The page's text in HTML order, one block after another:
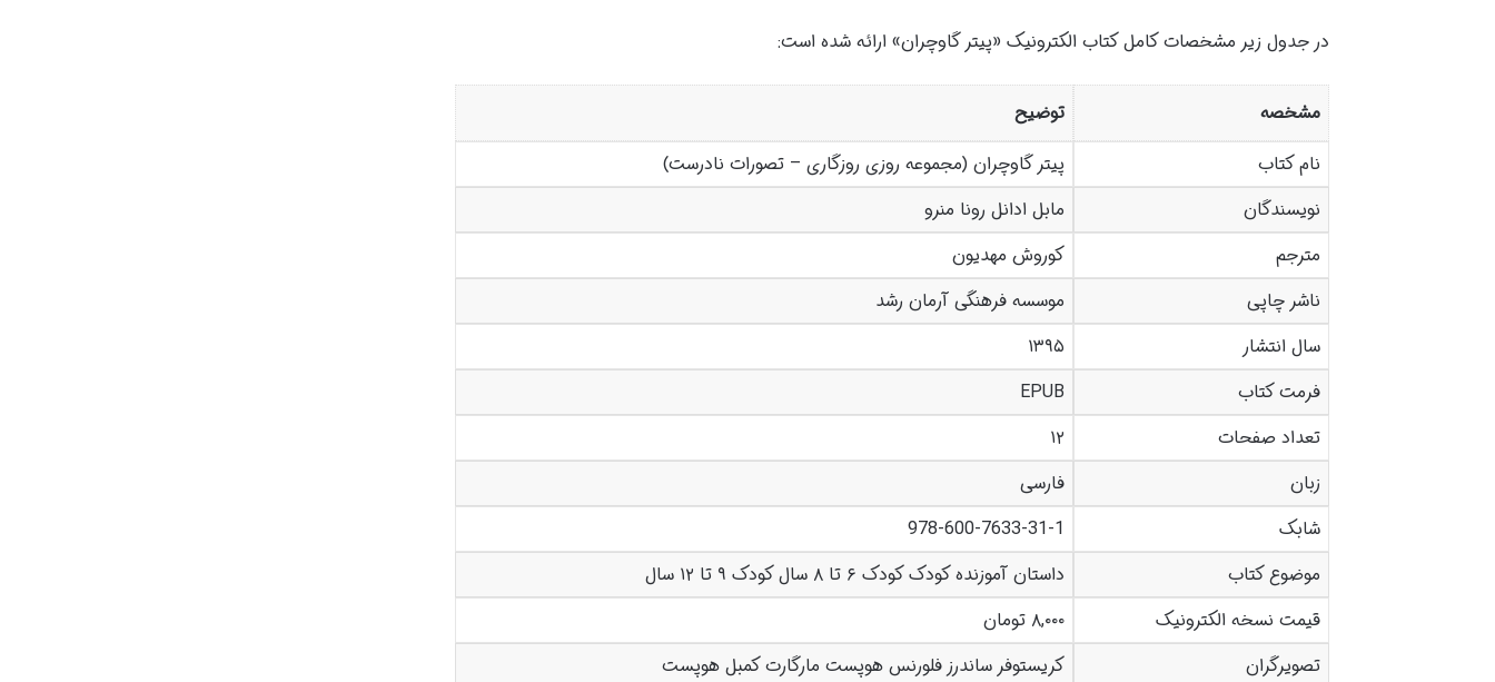
در جدول زیر مشخصات کامل کتاب الکترونیک «پیتر گاوچران» ارائه شده است:
مشخصه
توضیح
نام کتاب
پیتر گاوچران (مجموعه روزی روزگاری – تصورات نادرست)
نویسندگان
مابل ادانل رونا منرو
مترجم
کوروش مهدیون
ناشر چاپی
موسسه فرهنگی آرمان رشد
سال انتشار
۱۳۹۵
فرمت کتاب
EPUB
تعداد صفحات
۱۲
زبان
فارسی
شابک
978-600-7633-31-1
موضوع کتاب
داستان آموزنده کودک کودک ۶ تا ۸ سال کودک ۹ تا ۱۲ سال
قیمت نسخه الکترونیک
۸,۰۰۰ تومان
تصویرگران
کریستوفر ساندرز فلورنس هوپست مارگارت کمبل هوپست